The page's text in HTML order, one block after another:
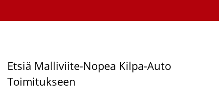
Ruokatoimitushihnan
Etsiä Malliviite-Nopea Kilpa-Auto
Toimitukseen